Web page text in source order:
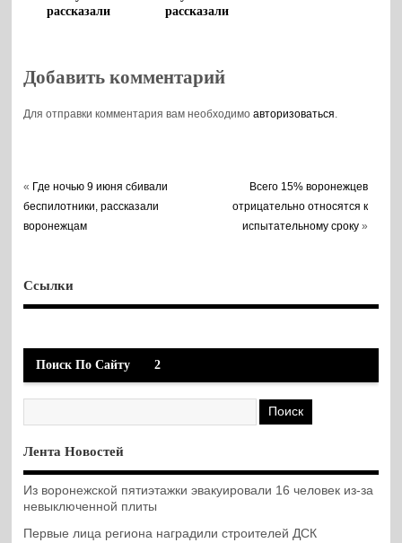
рассказали
рассказали
Добавить комментарий
Для отправки комментария вам необходимоавторизоваться.
« Где ночью 9 июня сбивали
беспилотники, рассказали
воронежцам
Всего 15% воронежцев
отрицательно относятся к
испытательному сроку »
Ссылки
Поиск По Сайту 2
Лента Новостей
Из воронежской пятиэтажки эвакуировали 16 человек из-за
невыключенной плиты
Первые лица региона наградили строителей ДСК